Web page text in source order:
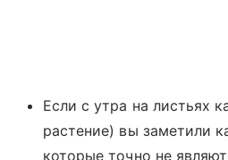
Если с утра на листьях
растение) вы заметили
которые точно не